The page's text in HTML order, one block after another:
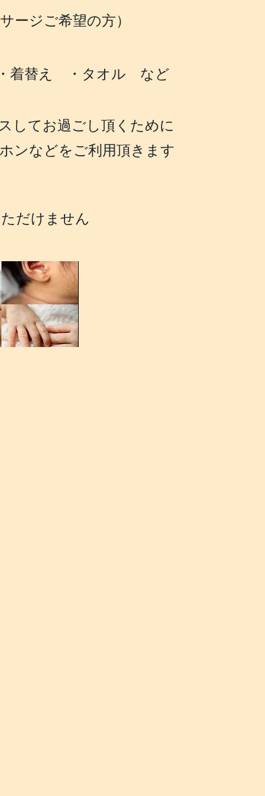
ジご希望の方）
着替え ・タオル など
してお過ごし頂くために
ンなどをご利用頂きます
だけません